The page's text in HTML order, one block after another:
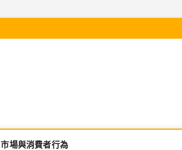
市場與消費者行為